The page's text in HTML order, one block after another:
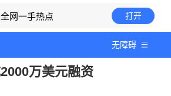
全网一手热点 打开
无障碍
万美元融资